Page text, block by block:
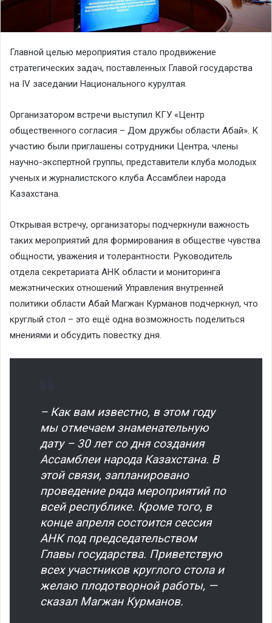
Главной целью мероприятия стало продвижение
стратегических задач, поставленных Главой государства
на IV заседании Национального курултая.
Организатором встречи выступил КГУ «Центр
общественного согласия – Дом дружбы области Абай». К
участию были приглашены сотрудники Центра, члены
научно-экспертной группы, представители клуба молодых
ученых и журналистского клуба Ассамблеи народа
Казахстана.
Открывая встречу, организаторы подчеркнули важность
таких мероприятий для формирования в обществе чувства
общности, уважения и толерантности. Руководитель
отдела секретариата АНК области и мониторинга
межэтнических отношений Управления внутренней
политики области Абай Магжан Курманов подчеркнул, что
круглый стол – это ещё одна возможность поделиться
мнениями и обсудить повестку дня.
– Как вам известно, в этом году
мы отмечаем знаменательную
дату – 30 лет со дня создания
Ассамблеи народа Казахстана. В
этой связи, запланировано
проведение ряда мероприятий по
всей республике. Кроме того, в
конце апреля состоится сессия
АНК под председательством
Главы государства. Приветствую
всех участников круглого стола и
желаю плодотворной работы, —
сказал Магжан Курманов.